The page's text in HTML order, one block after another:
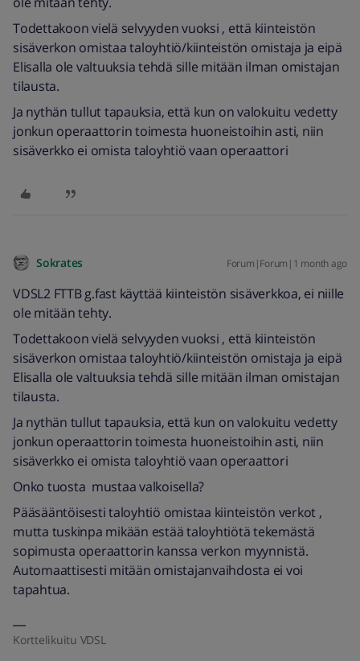
Todettakoon vielä selvyyden vuoksi , että kiinteistön
sisäverkon omistaa taloyhtiö/kiinteistön omistaja ja eipä
Elisalla ole valtuuksia tehdä sille mitään ilman omistajan
tilausta.
Ja nythän tullut tapauksia, että kun on valokuitu vedetty
jonkun operaattorin toimesta huoneistoihin asti, niin
sisäverkko ei omista taloyhtiö vaan operaattori
Sokrates Forum|Forum|1 month ago
VDSL2 FTTB g.fast käyttää kiinteistön sisäverkkoa, ei niille
ole mitään tehty.
Todettakoon vielä selvyyden vuoksi , että kiinteistön
sisäverkon omistaa taloyhtiö/kiinteistön omistaja ja eipä
Elisalla ole valtuuksia tehdä sille mitään ilman omistajan
tilausta.
Ja nythän tullut tapauksia, että kun on valokuitu vedetty
jonkun operaattorin toimesta huoneistoihin asti, niin
sisäverkko ei omista taloyhtiö vaan operaattori
Onko tuosta mustaa valkoisella?
Pääsääntöisesti taloyhtiö omistaa kiinteistön verkot ,
mutta tuskinpa mikään estää taloyhtiötä tekemästä
sopimusta operaattorin kanssa verkon myynnistä.
Automaattisesti mitään omistajanvaihdosta ei voi
tapahtua.
Korttelikuitu VDSL